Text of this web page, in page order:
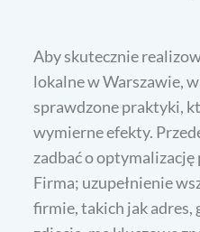
Aby skutecznie
lokalne w Warszawie,
sprawdzone praktyki,
wymierne efekty.
zadbać o
Firma; uzupełnienie
firmie, takich jak adres,